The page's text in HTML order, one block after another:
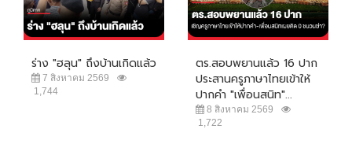
ร่าง "ฮลุน" ถึงบ้านเกิดแล้ว
7 สิงหาคม 2569
1,744
ตร.สอบพยานแล้ว 16 ปาก
ประสานครูภาษาไทยเข้าให้
ปากคำ "เพื่อนสนิท"...
8 สิงหาคม 2569
1,722